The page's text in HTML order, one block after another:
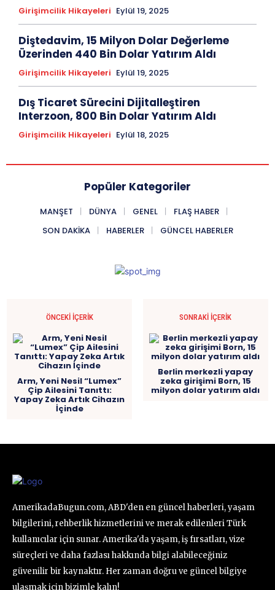
Girişimcilik Hikayeleri Eylül 19, 2025
Diştedavim, 15 Milyon Dolar Değerleme
Üzerinden 440 Bin Dolar Yatırım Aldı
Girişimcilik Hikayeleri Eylül 19, 2025
Dış Ticaret Sürecini Dijitalleştiren
Interzoon, 800 Bin Dolar Yatırım Aldı
Girişimcilik Hikayeleri Eylül 18, 2025
Popüler Kategoriler
MANŞET DÜNYA GENEL
FLAŞ HABER
SON DAKIKA
HABERLER GÜNCEL HABERLER
ÖNCEKI İÇERIK
Arm, Yeni Nesil “Lumex”
Çip Ailesini Tanıttı:
Yapay Zeka Artık Cihazın
İçinde
SONRAKI İÇERIK
Berlin merkezli yapay
zeka girişimi Born, 15
milyon dolar yatırım aldı
AmerikadaBugun.com, ABD'den en güncel haberleri, yaşam
bilgilerini, rehberlik hizmetlerini ve merak edilenleri Türk
kullanıcılar için sunar. Amerika'da yaşam, iş fırsatları, vize
süreçleri ve daha fazlası hakkında bilgi alabileceğiniz
güvenilir bir kaynaktır. Her zaman doğru ve güncel bilgiye
ulaşmak için bizimle kalın!